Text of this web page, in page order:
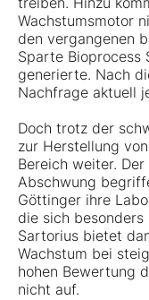
Wachstumsmotor
den vergangenen
Sparte Bioprocess
generierte. Nach
Nachfrage aktuell
Doch trotz der
zur Herstellung
Bereich weiter.
Abschwung
Göttinger ihre
die sich
Sartorius bietet
Wachstum bei
hohen Bewertung
nicht auf.